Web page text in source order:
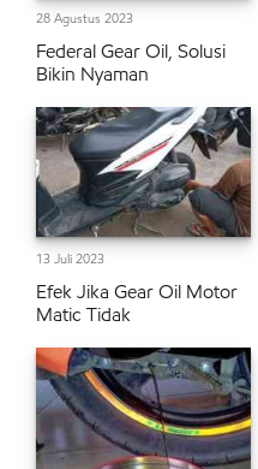
28 Agustus 2023
Federal Gear Oil, Solusi
Bikin Nyaman
13 Juli 2023
Efek Jika Gear Oil Motor
Matic Tidak